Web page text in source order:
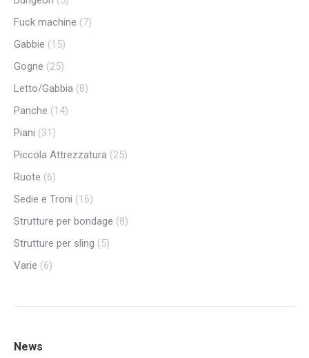
Fuck machine (7)
Gabbie (15)
Gogne (25)
Letto/Gabbia (8)
Panche (14)
Piani (31)
Piccola Attrezzatura (25)
Ruote (6)
Sedie e Troni (16)
Strutture per bondage (8)
Strutture per sling (5)
Varie (6)
News